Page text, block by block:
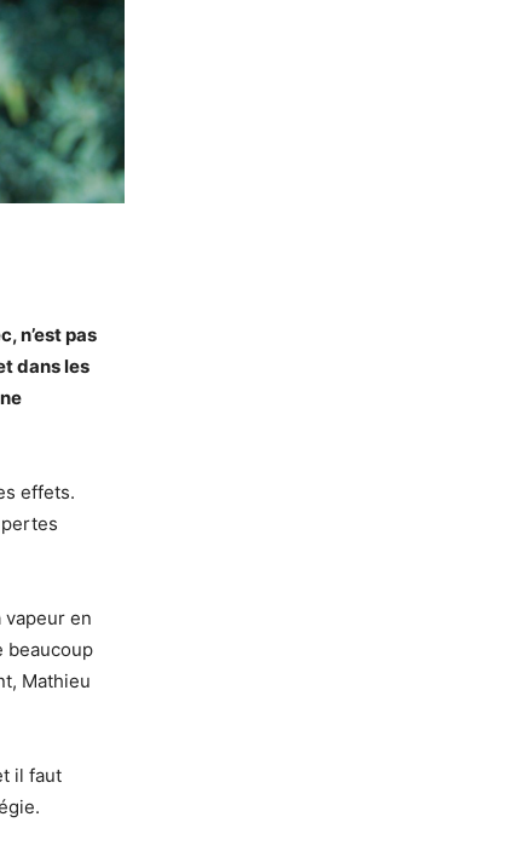
n’est pas
dans les
effets.
pertes
vapeur en
beaucoup
Mathieu
il faut